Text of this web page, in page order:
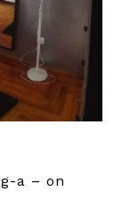
a – on